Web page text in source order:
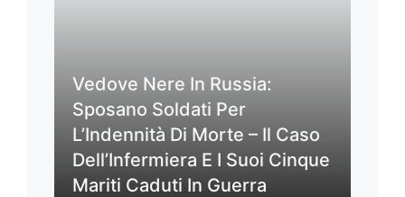
Vedove Nere In Russia:
Sposano Soldati Per
L’Indennità Di Morte – Il Caso
Dell’Infermiera E I Suoi Cinque
Mariti Caduti In Guerra